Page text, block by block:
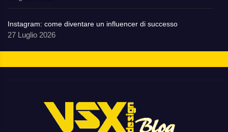
Instagram: come diventare un influencer di successo
27 Luglio 2026